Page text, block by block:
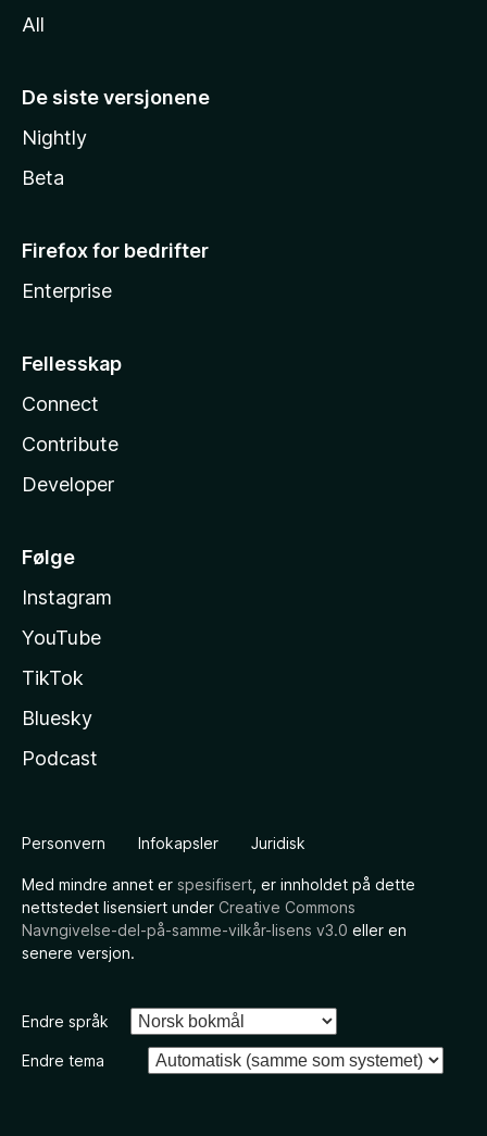
All
De siste versjonene
Nightly
Beta
Firefox for bedrifter
Enterprise
Fellesskap
Connect
Contribute
Developer
Følge
Instagram
YouTube
TikTok
Bluesky
Podcast
Personvern Infokapsler Juridisk
Med mindre annet er spesifisert , er innholdet på dette
nettstedet lisensiert under Creative Commons
Navngivelse-del-på-samme-vilkår-lisens v3.0 eller en
senere versjon.
Endre språk
Endre tema